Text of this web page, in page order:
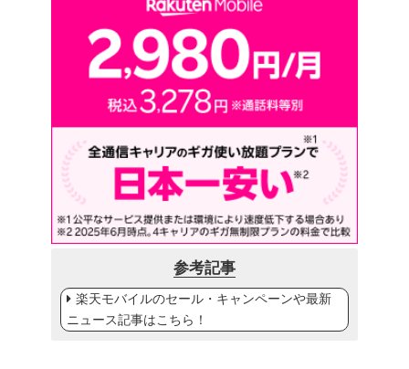
参考記事
楽天モバイルのセール・キャンペーンや最新
ニュース記事はこちら！